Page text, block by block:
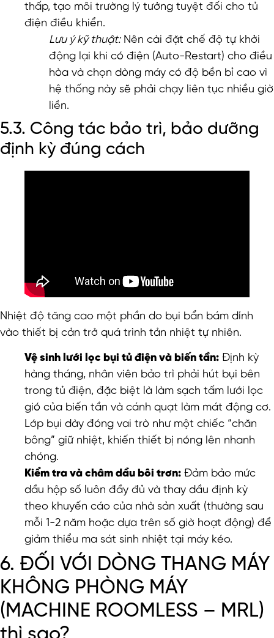
thấp, tạo môi trường lý tưởng tuyệt đối cho tủ
điện điều khiển.
Lưu ý kỹ thuật:Nên cài đặt chế độ tự khởi
động lại khi có điện (Auto-Restart) cho điều
hòa và chọn dòng máy có độ bền bỉ cao vì
hệ thống này sẽ phải chạy liên tục nhiều giờ
liền.
5.3. Công tác bảo trì, bảo dưỡng
định kỳ đúng cách
Nhiệt độ tăng cao một phần do bụi bẩn bám dính
vào thiết bị cản trở quá trình tản nhiệt tự nhiên.
Vệ sinh lưới lọc bụi tủ điện và biến tần: Định kỳ
hàng tháng, nhân viên bảo trì phải hút bụi bên
trong tủ điện, đặc biệt là làm sạch tấm lưới lọc
gió của biến tần và cánh quạt làm mát động cơ.
Lớp bụi dày đóng vai trò như một chiếc “chăn
bông” giữ nhiệt, khiến thiết bị nóng lên nhanh
chóng.
Kiểm tra và châm dầu bôi trơn: Đảm bảo mức
dầu hộp số luôn đầy đủ và thay dầu định kỳ
theo khuyến cáo của nhà sản xuất (thường sau
mỗi 1-2 năm hoặc dựa trên số giờ hoạt động) để
giảm thiểu ma sát sinh nhiệt tại máy kéo.
6. ĐỐI VỚI DÒNG THANG MÁY
KHÔNG PHÒNG MÁY
(MACHINE ROOMLESS – MRL)